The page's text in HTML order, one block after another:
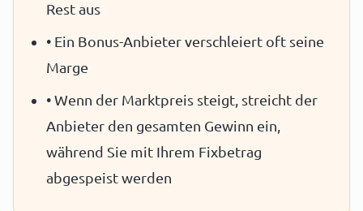
Rest aus
• Ein Bonus-Anbieter verschleiert oft seine
Marge
• Wenn der Marktpreis steigt, streicht der
Anbieter den gesamten Gewinn ein,
während Sie mit Ihrem Fixbetrag
abgespeist werden